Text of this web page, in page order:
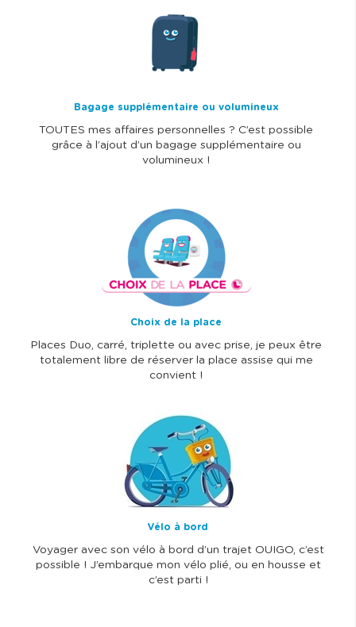
Bagage supplémentaire ou volumineux
TOUTES mes affaires personnelles ? C’est possible
grâce à l’ajout d’un bagage supplémentaire ou
volumineux !
Choix de la place
Places Duo, carré, triplette ou avec prise, je peux être
totalement libre de réserver la place assise qui me
convient !
Vélo à bord
Voyager avec son vélo à bord d’un trajet OUIGO, c’est
possible ! J’embarque mon vélo plié, ou en housse et
c’est parti !